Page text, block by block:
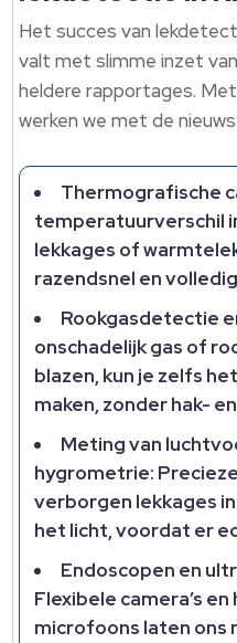
Het succes van
valt met slimme inzet
heldere rapportages.​
werken we met de
Thermografische
temperatuurverschil
lekkages of
razendsnel en
Rookgasdetectie
onschadelijk gas of
blazen, kun je zelfs
maken, zonder hak-
Meting van
hygrometrie:
verborgen lekkages
het licht, voordat er
Endoscopen en
Flexibele camera’s
microfoons laten ons